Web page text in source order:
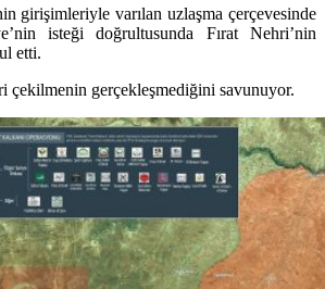
girişimleriyle varılan uzlaşma çerçevesinde
isteği doğrultusunda Fırat Nehri’nin
etti.
çekilmenin gerçekleşmediğini savunuyor.